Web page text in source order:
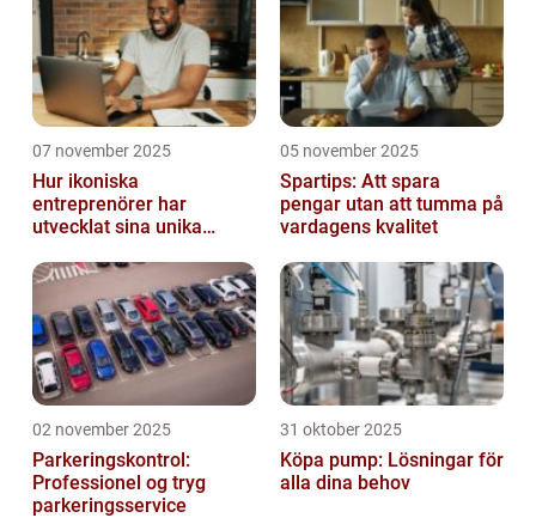
07 november 2025
Hur ikoniska
entreprenörer har
utvecklat sina unika
05 november 2025
Spartips: Att spara
pengar utan att tumma på
vardagens kvalitet
02 november 2025
Parkeringskontrol:
Professionel og tryg
parkeringsservice
31 oktober 2025
Köpa pump: Lösningar för
alla dina behov